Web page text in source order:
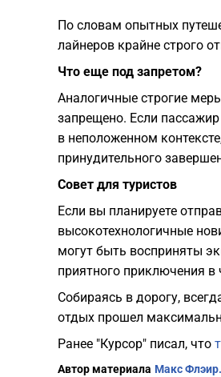
​По словам опытных
лайнеров крайне строго
Что еще под запретом?
​Аналогичные строгие
запрещено. Если
в неположенном
принудительного
Совет для туристов
​Если вы планируете
высокотехнологичные
могут быть восприняты
приятного приключения в
​Собираясь в дорогу,
отдых прошел
Ранее "Курсор" писал, что
Автор материала Макс Флэир.